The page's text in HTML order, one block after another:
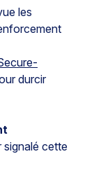
les
durcir
signalé cette